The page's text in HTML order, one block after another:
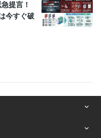
提言！
今すぐ破